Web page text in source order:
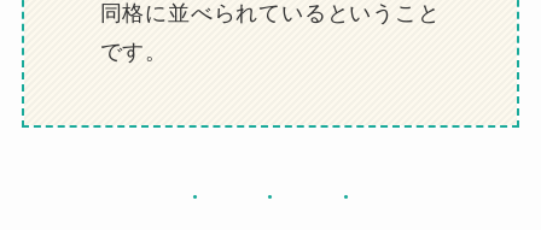
同格に並べられているということ
です。